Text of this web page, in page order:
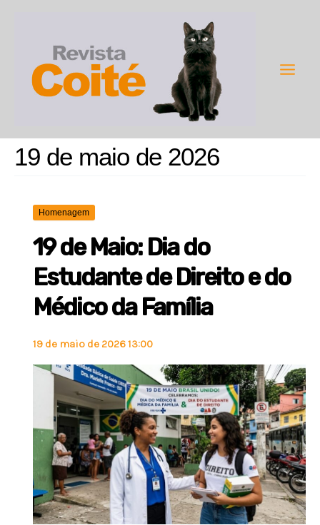
conteúdo
19 de maio de 2026
Homenagem
19 de Maio: Dia do
Estudante de Direito e do
Médico da Família
19 de maio de 2026 13:00